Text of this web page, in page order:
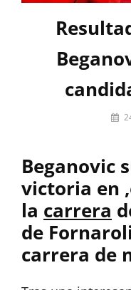
Por
Beganovic
victoria en
la carrera
de
carrera de